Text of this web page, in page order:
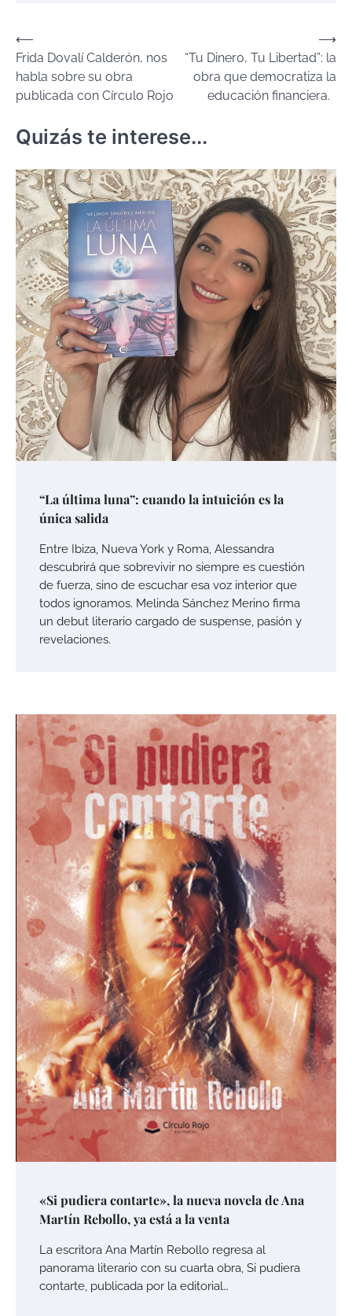
Navegación
de
entradas
⟵
Frida Dovalí Calderón, nos
habla sobre su obra
publicada con Círculo Rojo
“Tu Dinero, Tu Libertad”: la
obra que democratiza la
educación financiera.
⟶
Quizás te interese...
“La última luna”: cuando la intuición es la
única salida
Entre Ibiza, Nueva York y Roma, Alessandra
descubrirá que sobrevivir no siempre es cuestión
de fuerza, sino de escuchar esa voz interior que
todos ignoramos. Melinda Sánchez Merino firma
un debut literario cargado de suspense, pasión y
revelaciones.
«Si pudiera contarte», la nueva novela de Ana
Martín Rebollo, ya está a la venta
La escritora Ana Martín Rebollo regresa al
panorama literario con su cuarta obra, Si pudiera
contarte, publicada por la editorial…